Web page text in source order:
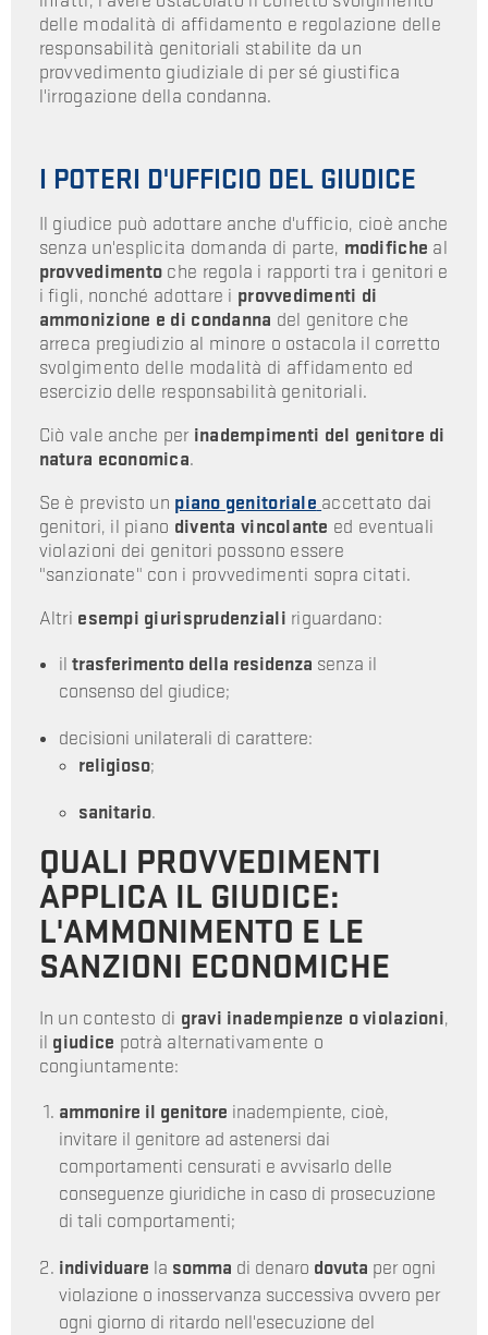
delle modalità di affidamento e regolazione delle
responsabilità genitoriali stabilite da un
provvedimento giudiziale di per sé giustifica
l'irrogazione della condanna.
I POTERI D'UFFICIO DEL GIUDICE
Il giudice può adottare anche d'ufficio, cioè anche
senza un'esplicita domanda di parte, modifiche al
provvedimento che regola i rapporti tra i genitori e
i figli, nonché adottare i provvedimenti di
ammonizione e di condanna del genitore che
arreca pregiudizio al minore o ostacola il corretto
svolgimento delle modalità di affidamento ed
esercizio delle responsabilità genitoriali.
Ciò vale anche per inadempimenti del genitore di
natura economica.
Se è previsto un piano genitoriale accettato dai
genitori, il piano diventa vincolante ed eventuali
violazioni dei genitori possono essere
"sanzionate" con i provvedimenti sopra citati.
Altri esempi giurisprudenziali riguardano:
il trasferimento della residenza senza il
consenso del giudice;
decisioni unilaterali di carattere:
religioso;
sanitario.
QUALI PROVVEDIMENTI
APPLICA IL GIUDICE:
L'AMMONIMENTO E LE
SANZIONI ECONOMICHE
In un contesto di gravi inadempienze o violazioni,
il giudice potrà alternativamente o
congiuntamente:
ammonire il genitore inadempiente, cioè,
invitare il genitore ad astenersi dai
comportamenti censurati e avvisarlo delle
conseguenze giuridiche in caso di prosecuzione
di tali comportamenti;
individuare la somma di denaro dovuta per ogni
violazione o inosservanza successiva ovvero per
ogni giorno di ritardo nell'esecuzione del